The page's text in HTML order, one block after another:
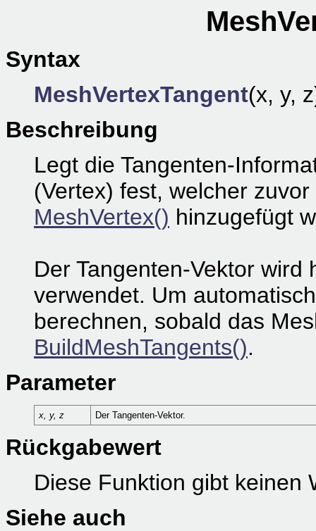
Syntax
MeshVertexTangent(x, y,
Beschreibung
Legt die Tangenten-
(Vertex) fest, welcher
MeshVertex() hinzugefügt
Der Tangenten-Vektor
verwendet. Um
berechnen, sobald das
BuildMeshTangents().
Parameter
x, y, z Der Tangenten-Vektor.
Rückgabewert
Diese Funktion gibt keinen
Siehe auch